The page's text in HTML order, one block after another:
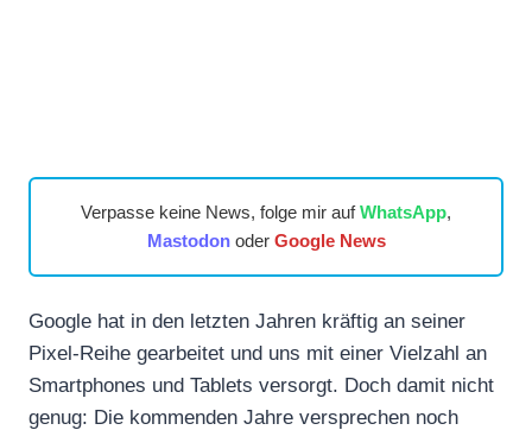
Verpasse keine News, folge mir aufWhatsApp,
Mastodonoder Google News
Google hat in den letzten Jahren kräftig an seiner
Pixel-Reihe gearbeitet und uns mit einer Vielzahl an
Smartphones und Tablets versorgt. Doch damit nicht
genug: Die kommenden Jahre versprechen noch